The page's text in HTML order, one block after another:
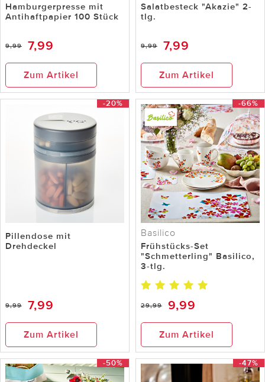
Hamburgerpresse mit
Antihaftpapier 100 Stück
9,99 7,99
Zum Artikel
Salatbesteck "Akazie" 2-
tlg.
9,99 7,99
Zum Artikel
-20%
Pillendose mit
Drehdeckel
9,99 7,99
Zum Artikel
-66%
Basilico
Frühstücks-Set
"Schmetterling" Basilico,
3-tlg.
29,99 9,99
Zum Artikel
-50% -47%